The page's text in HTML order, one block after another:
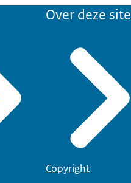
Over deze site
Copyright